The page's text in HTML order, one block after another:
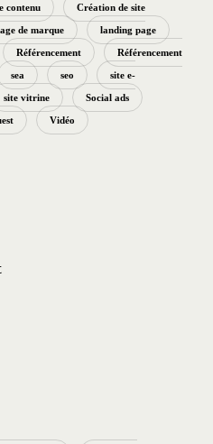
contenu Création de site
de marque landing page
Référencement Référencement
sea seo site e-
site vitrine Social ads
Vidéo